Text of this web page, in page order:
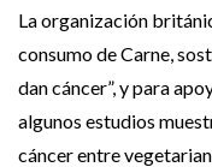
La organización
consumo de Carne,
dan cáncer”, y para
algunos estudios
cáncer entre